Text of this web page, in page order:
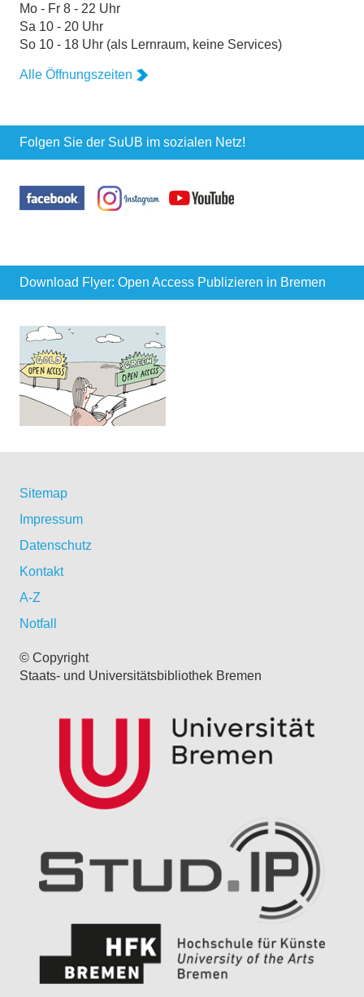
Mo - Fr 8 - 22 Uhr
Sa 10 - 20 Uhr
So 10 - 18 Uhr (als Lernraum, keine Services)
Alle Öffnungszeiten
Folgen Sie der SuUB im sozialen Netz!
Download Flyer: Open Access Publizieren in Bremen
Sitemap
Impressum
Datenschutz
Kontakt
A-Z
Notfall
© Copyright
Staats- und Universitätsbibliothek Bremen